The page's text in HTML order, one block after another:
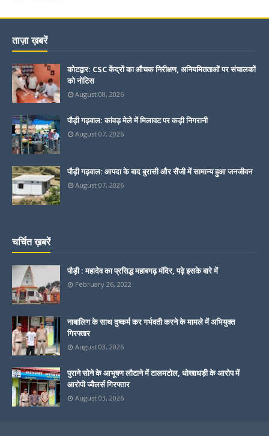
ताज़ा ख़बरें
कोटद्वार: CSC केंद्रों का औचक निरीक्षण, अनियमितताओं पर संचालकों
को नोटिस
August 08, 2026
पौड़ी गढ़वाल: कांवड़ मेले में मिलावट पर कड़ी निगरानी
August 07, 2026
पौड़ी गढ़वाल: आपदा के बाद बुरासी और सैंजी में सामान्य हुआ जनजीवन
August 07, 2026
चर्चित ख़बरें
पौड़ी : महादेव का प्रसिद्ध महाबगढ़ मंदिर, पढ़े इसके बारे में
February 26, 2022
नाबालिग के साथ दुष्कर्म कर गर्भवती करने के मामले में अभियुक्त
गिरफ्तार
August 03, 2026
पुराने सोने के आभूषण लौटाने में टालमटोल, धोखाधड़ी के आरोप में
आरोपी ज्वैलर्स गिरफ्तार
August 03, 2026